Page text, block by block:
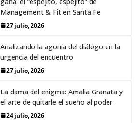
Management & Fit en Santa Fe
27 julio, 2026
Analizando la agonía del diálogo en la
urgencia del encuentro
27 julio, 2026
La dama del enigma: Amalia Granata y
el arte de quitarle el sueño al poder
24 julio, 2026